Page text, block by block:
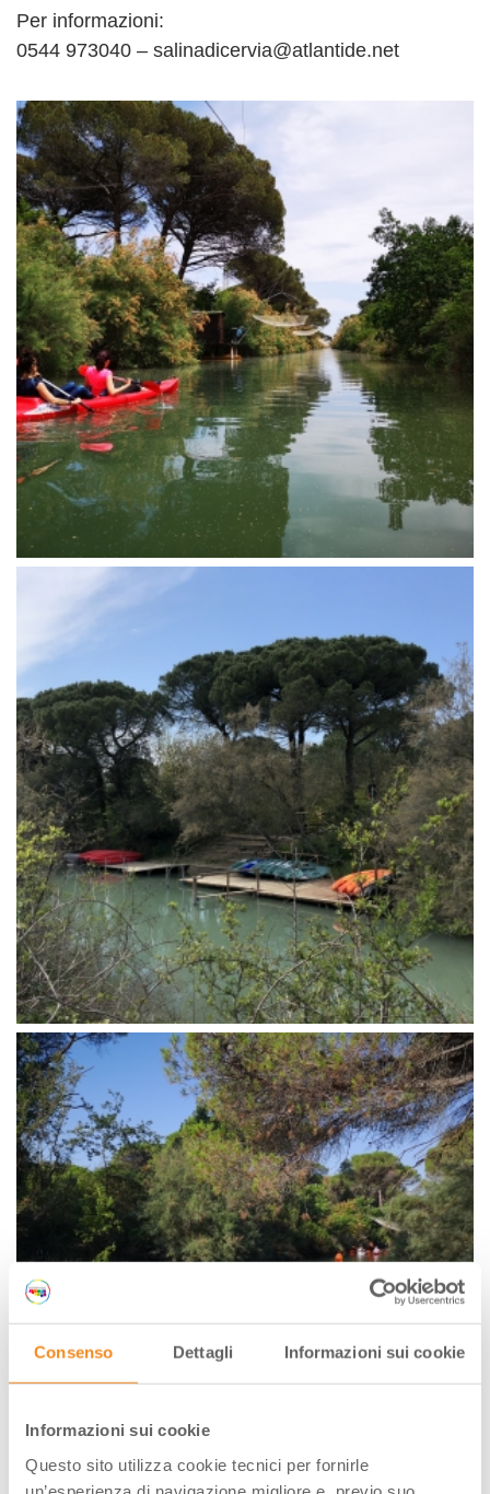
Consenso Dettagli Informazioni sui cookie
Informazioni sui cookie
Questo sito utilizza cookie tecnici per fornirle
Per informazioni:
0544 973040 – salinadicervia@atlantide.net